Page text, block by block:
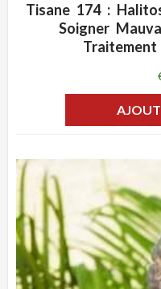
ADD WISHLIST
Tisane 174 :
Soigner